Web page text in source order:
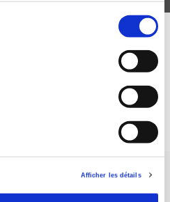
Afficher les détails
VOUS À NOS